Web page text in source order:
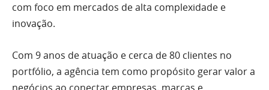
com foco em mercados de alta complexidade e
inovação.
Com 9 anos de atuação e cerca de 80 clientes no
portfólio, a agência tem como propósito gerar valor a